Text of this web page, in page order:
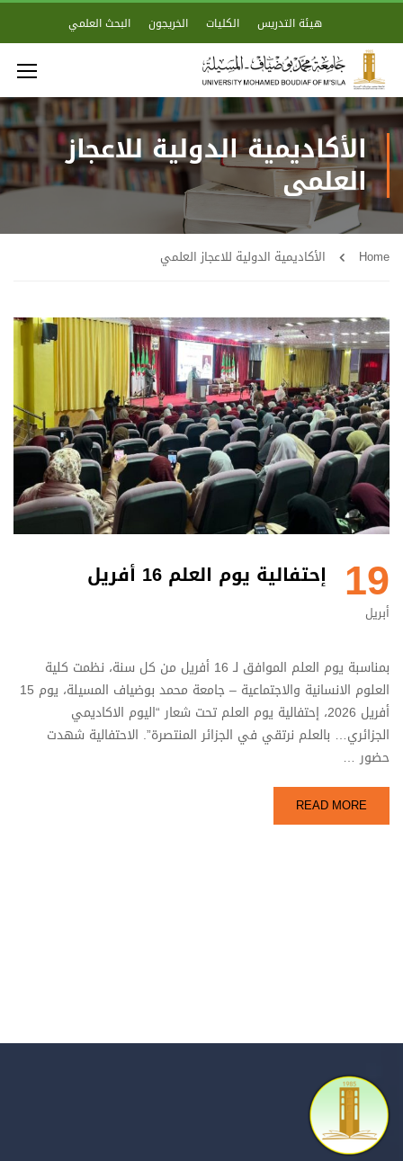
هيئة التدريس الكليات الخريجون البحث العلمي
الأكاديمية الدولية للاعجاز
العلمي
Home الأكاديمية الدولية للاعجاز العلمي
19
أبريل
إحتفالية يوم العلم 16 أفريل
بمناسبة يوم العلم الموافق لـ 16 أفريل من كل سنة، نظمت كلية
العلوم الانسانية والاجتماعية – جامعة محمد بوضياف المسيلة، يوم 15
أفريل 2026، إحتفالية يوم العلم تحت شعار “اليوم الاكاديمي
الجزائري… بالعلم نرتقي في الجزائر المنتصرة”. الاحتفالية شهدت
حضور …
READ MORE